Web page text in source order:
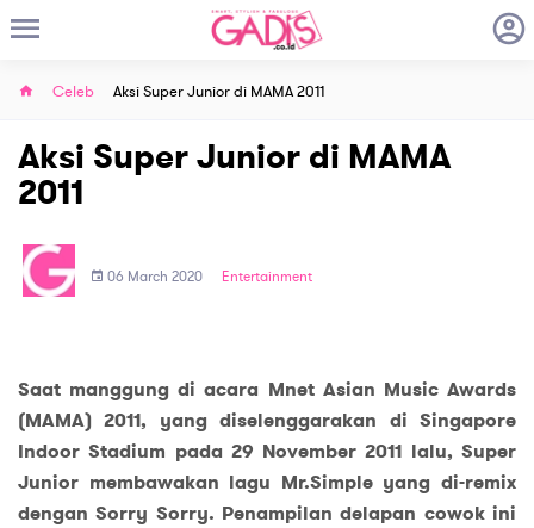
Celeb Aksi Super Junior di MAMA 2011
Aksi Super Junior di MAMA
2011
06 March 2020 Entertainment
Saat manggung di acara Mnet Asian Music Awards
(MAMA) 2011, yang diselenggarakan di Singapore
Indoor Stadium pada 29 November 2011 lalu, Super
Junior membawakan lagu Mr.Simple yang di-remix
dengan Sorry Sorry. Penampilan delapan cowok ini